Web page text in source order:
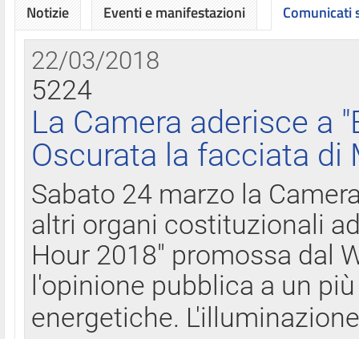
Notizie Eventi e manifestazioni Comunicati
22/03/2018
5224
La Camera aderisce a
Oscurata la facciata di
Sabato 24 marzo la
altri organi costituzionali
Hour 2018" promossa dal
l'opinione pubblica a un
energetiche.